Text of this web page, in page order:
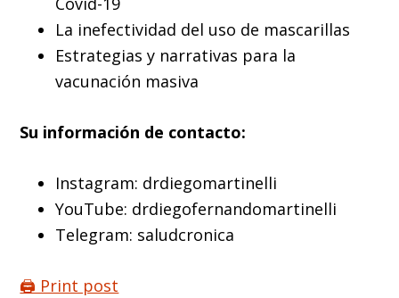
La inefectividad del uso de mascarillas
Estrategias y narrativas para la
vacunación masiva
Su información de contacto:
Instagram: drdiegomartinelli
YouTube: drdiegofernandomartinelli
Telegram: saludcronica
🖨️ Print post